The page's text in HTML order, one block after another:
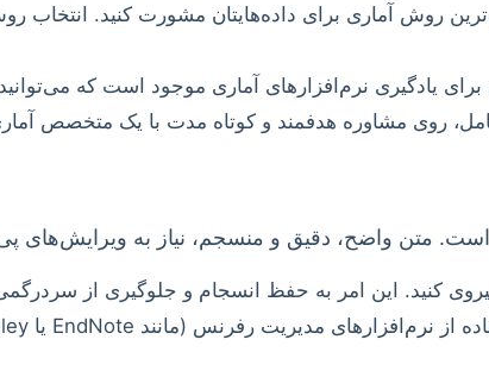
روش آماری برای داده‌هایتان مشورت کنید. انتخاب
برای یادگیری نرم‌افزارهای آماری موجود است که
روی مشاوره هدفمند و کوتاه مدت با یک متخصص آماری
متن واضح، دقیق و منسجم، نیاز به ویرایش‌های
پیروی کنید. این امر به حفظ انسجام و جلوگیری از